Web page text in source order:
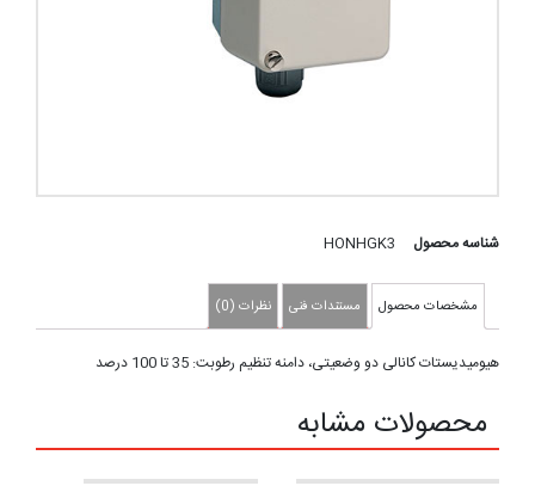
شناسه محصول HONHGK3
مشخصات محصول مستندات فنی نظرات (0)
هیومیدیستات کانالی دو وضعیتی، دامنه تنظیم رطوبت: 35 تا 100 درصد
محصولات مشابه